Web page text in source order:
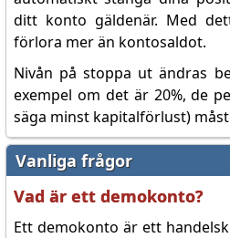
ditt konto gäldenär. Med
förlora mer än kontosaldot.
Nivån på stoppa ut ändras
exempel om det är 20%, de
säga minst kapitalförlust)
Vanliga frågor
Vad är ett demokonto?
Ett demokonto är ett